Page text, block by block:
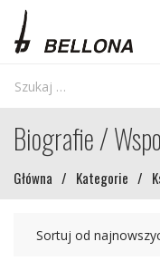
Biografie /
Główna / Kategorie /